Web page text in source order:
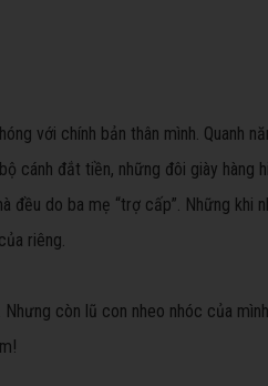
với chính bản thân mình. Quanh
cánh đắt tiền, những đôi giày hàng
đều do ba mẹ “trợ cấp”. Những khi
riêng.
còn lũ con nheo nhóc của